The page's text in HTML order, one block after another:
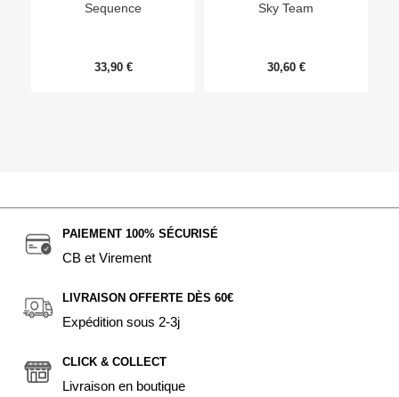
Sequence
33,90 €
Sky Team
30,60 €
PAIEMENT 100% SÉCURISÉ
CB et Virement
LIVRAISON OFFERTE DÈS 60€
Expédition sous 2-3j
CLICK & COLLECT
Livraison en boutique